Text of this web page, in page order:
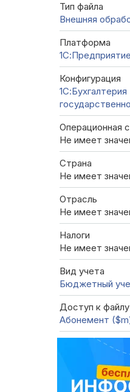
Тип файла
Внешняя
Платформа
Конфигурация
1С:Бухгалтерия
Операционная
Не имеет
Страна
Не имеет
Отрасль
Не имеет
Налоги
Не имеет
Вид учета
Бюджетный
Доступ к файлу
Абонемент